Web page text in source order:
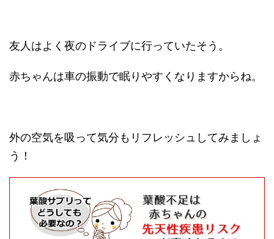
友人はよく夜のドライブに行っていたそう。
赤ちゃんは車の振動で眠りやすくなりますからね。
外の空気を吸って気分もリフレッシュしてみましょ
う！